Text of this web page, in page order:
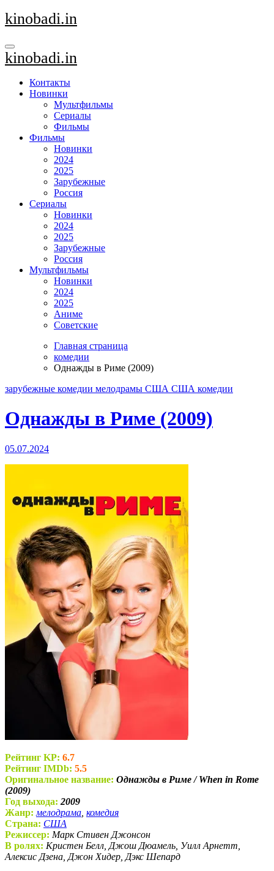
Перейти
к
kinobadi.in
kinobadi.in
Контакты
Новинки
Мультфильмы
Сериалы
Фильмы
Фильмы
Новинки
2024
2025
Зарубежные
Россия
Сериалы
Новинки
2024
2025
Зарубежные
Россия
Мультфильмы
Новинки
2024
2025
Аниме
Советские
Главная страница
комедии
Однажды в Риме (2009)
зарубежные комедии мелодрамы США США комедии
Однажды в Риме (2009)
05.07.2024
Рейтинг KP: 6.7
Рейтинг IMDb: 5.5
Оригинальное название: Однажды в Риме / When in Rome
(2009)
Год выхода: 2009
Жанр: мелодрама комедия
Страна: США
Режиссер: Марк Стивен Джонсон
В ролях: Кристен Белл, Джош Дюамель, Уилл Арнетт,
Алексис Дзена, Джон Хидер, Дэкс Шепард